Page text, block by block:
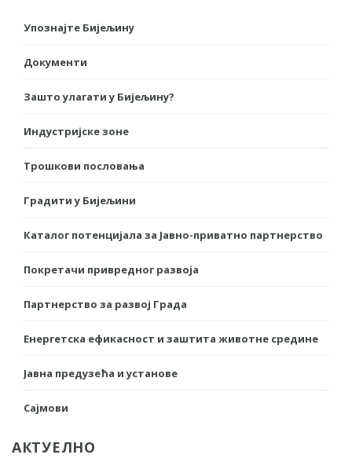
Упознајте Бијељину
Документи
Зашто улагати у Бијељину?
Индустријске зоне
Трошкови пословања
Градити у Бијељини
Каталог потенцијала за Јавно-приватно партнерство
Покретачи привредног развоја
Партнерство за развој Града
Енергетска ефикасност и заштита животне средине
Јавна предузећа и установе
Сајмови
АКТУЕЛНО